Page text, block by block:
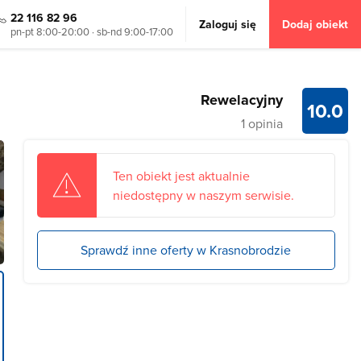
22 116 82 96
pn-pt 8:00-20:00 · sb-nd 9:00-17:00 Zaloguj się Dodaj obiekt
10.0
Rewelacyjny
1 opinia
Ten obiekt jest aktualnie
niedostępny w naszym serwisie.
Sprawdź inne oferty w Krasnobrodzie